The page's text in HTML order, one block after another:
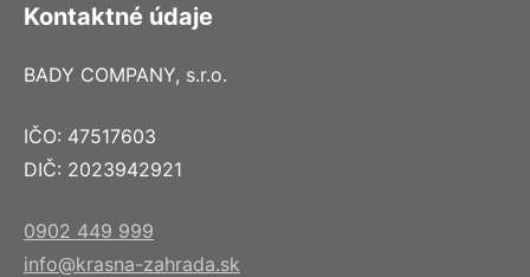
Kontaktné údaje
BADY COMPANY, s.r.o.
IČO: 47517603
DIČ: 2023942921
0902 449 999
info@krasna-zahrada.sk